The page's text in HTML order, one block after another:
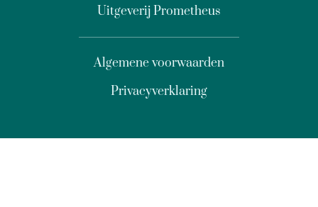
Uitgeverij Prometheus
Privacyverklaring
Algemene voorwaarden